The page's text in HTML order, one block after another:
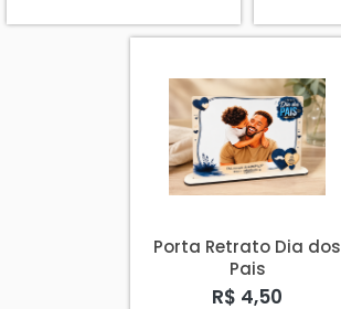
Porta Retrato Dia dos
Pais
R$ 4,50